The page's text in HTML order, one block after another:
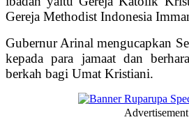
Gereja Methodist Indonesia
Gubernur Arinal mengucapkan
kepada para jamaat dan
berkah bagi Umat Kristiani.
Advertisement